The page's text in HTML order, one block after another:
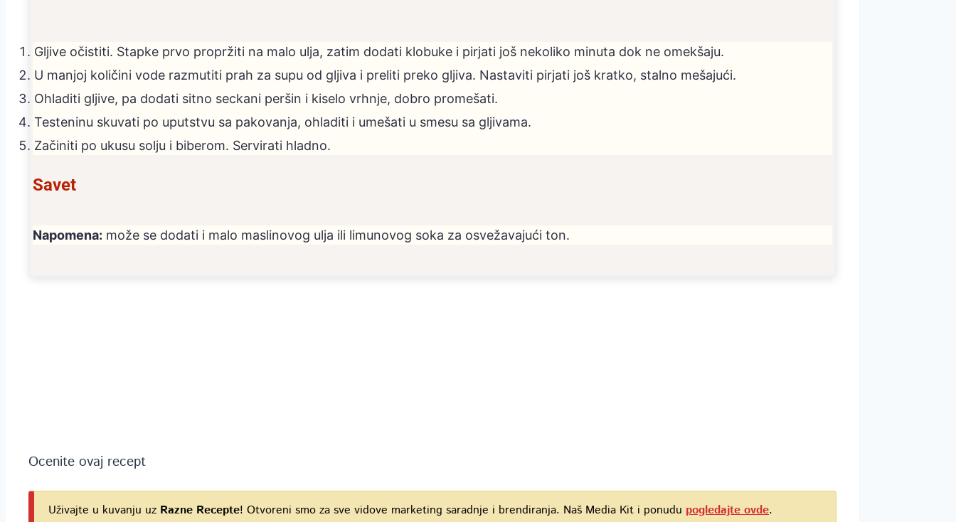
Gljive očistiti. Stapke prvo propržiti na malo ulja, zatim dodati klobuke i pirjati još nekoliko minuta dok ne omekšaju.
U manjoj količini vode razmutiti prah za supu od gljiva i preliti preko gljiva. Nastaviti pirjati još kratko, stalno mešajući.
Ohladiti gljive, pa dodati sitno seckani peršin i kiselo vrhnje, dobro promešati.
Testeninu skuvati po uputstvu sa pakovanja, ohladiti i umešati u smesu sa gljivama.
Začiniti po ukusu solju i biberom. Servirati hladno.
Savet
Napomena: može se dodati i malo maslinovog ulja ili limunovog soka za osvežavajući ton.
Ocenite ovaj recept
Uživajte u kuvanju uz Razne Recepte! Otvoreni smo za sve vidove marketing saradnje i brendiranja. Naš Media Kit i ponudu pogledajte ovde.